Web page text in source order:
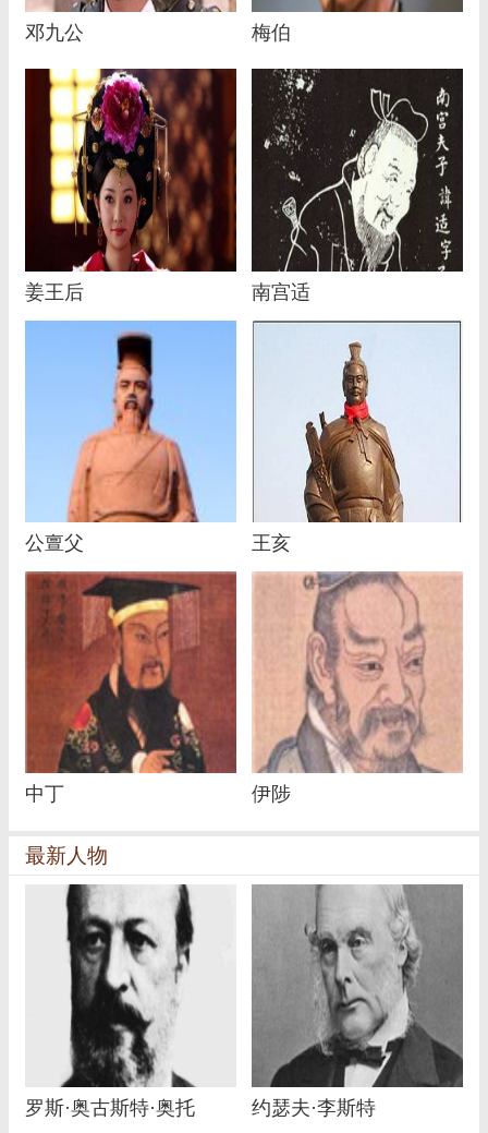
邓九公 梅伯
姜王后 南宫适
公亶父 王亥
中丁 伊陟
最新人物
罗斯·奥古斯特·奥托 约瑟夫·李斯特